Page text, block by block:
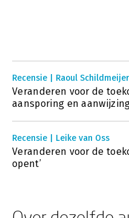
Recensie | Raoul Schildmeijer
Veranderen voor de
aansporing en
Recensie | Leike van Oss
Veranderen voor de
opent’